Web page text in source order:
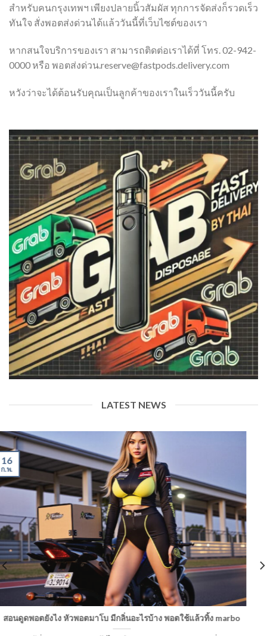
สำหรับคนกรุงเทพฯ เพียงปลายนิ้วสัมผัส ทุกการจัดส่งก็รวดเร็ว
ทันใจ สั่งพอตส่งด่วนได้แล้ววันนี้ที่เว็บไซต์ของเรา
หากสนใจบริการของเรา สามารถติดต่อเราได้ที่ โทร. 02-942-
0000 หรือ พอตส่งด่วน.reserve@fastpods.delivery.com
หวังว่าจะได้ต้อนรับคุณเป็นลูกค้าของเราในเร็ววันนี้ครับ
LATEST NEWS
สอนดูดพอตยังไง หัวพอตมาโบ มีกลิ่นอะไรบ้าง พอตใช้แล้วทิ้ง marbo
16
ก.พ.